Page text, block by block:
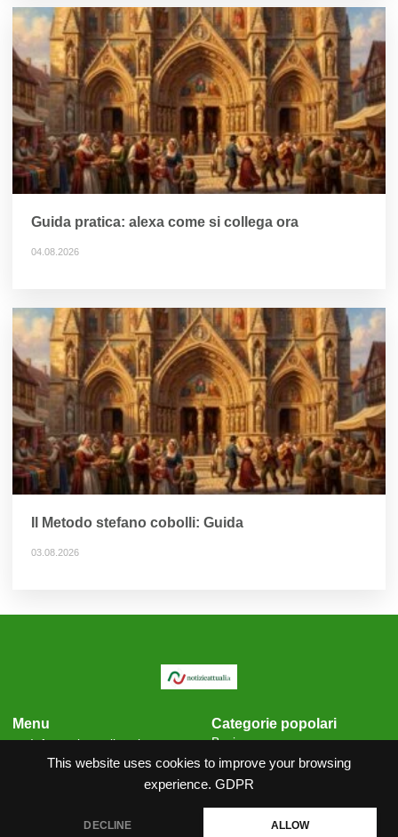
This website uses cookies to improve your browsing
experience. GDPR
DECLINE ALLOW
Guida pratica: alexa come si collega ora
04.08.2026
Il Metodo stefano cobolli: Guida
03.08.2026
Menu
Informativa sulla privacy
Condizioni generali
Categorie popolari
Business
Cronaca